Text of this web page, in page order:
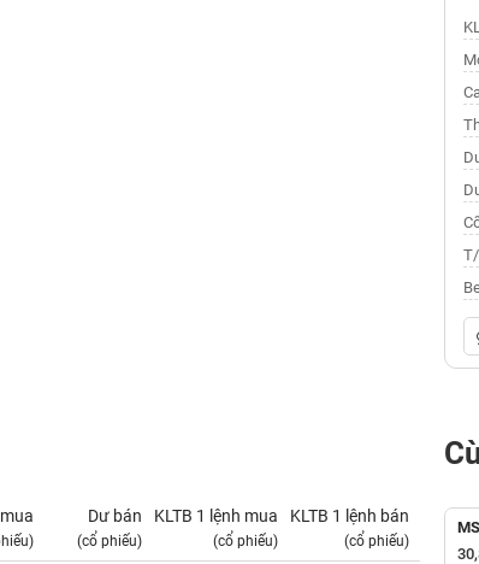
Dư bán
(cổ phiếu)
KLTB 1 lệnh mua
(cổ phiếu)
KLTB 1 lệnh bán
(cổ phiếu)